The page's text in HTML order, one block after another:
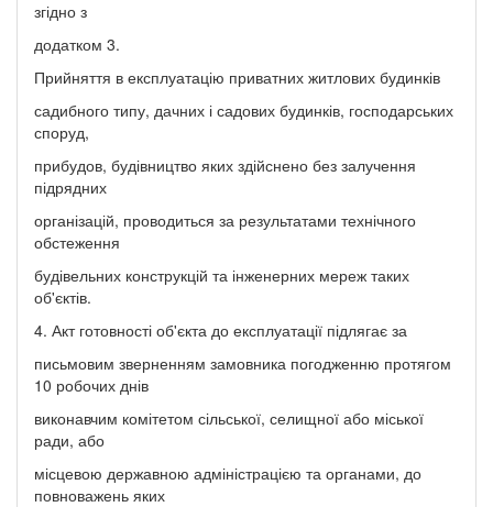
згідно з
додатком 3.
Прийняття в експлуатацію приватних житлових будинків
садибного типу, дачних і садових будинків, господарських
споруд,
прибудов, будівництво яких здійснено без залучення
підрядних
організацій, проводиться за результатами технічного
обстеження
будівельних конструкцій та інженерних мереж таких
об'єктів.
4. Акт готовності об'єкта до експлуатації підлягає за
письмовим зверненням замовника погодженню протягом
10 робочих днів
виконавчим комітетом сільської, селищної або міської
ради, або
місцевою державною адміністрацією та органами, до
повноважень яких